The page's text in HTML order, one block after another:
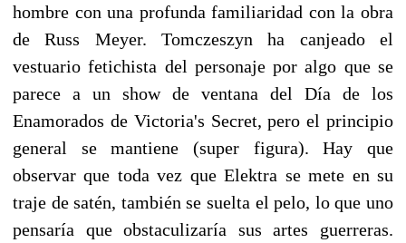
hombre con una profunda familiaridad con la obra
de Russ Meyer. Tomczeszyn ha canjeado el
vestuario fetichista del personaje por algo que se
parece a un show de ventana del Día de los
Enamorados de Victoria's Secret, pero el principio
general se mantiene (super figura). Hay que
observar que toda vez que Elektra se mete en su
traje de satén, también se suelta el pelo, lo que uno
pensaría que obstaculizaría sus artes guerreras.